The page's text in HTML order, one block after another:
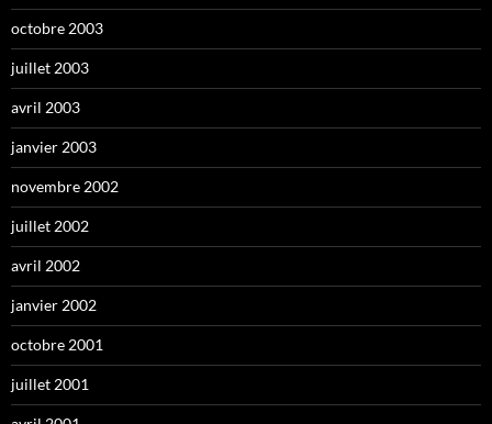
octobre 2003
juillet 2003
avril 2003
janvier 2003
novembre 2002
juillet 2002
avril 2002
janvier 2002
octobre 2001
juillet 2001